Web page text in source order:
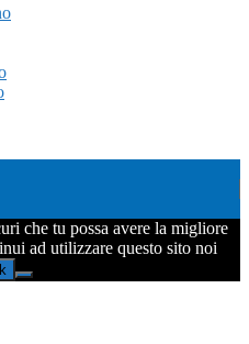
che tu possa avere la migliore
ad utilizzare questo sito noi